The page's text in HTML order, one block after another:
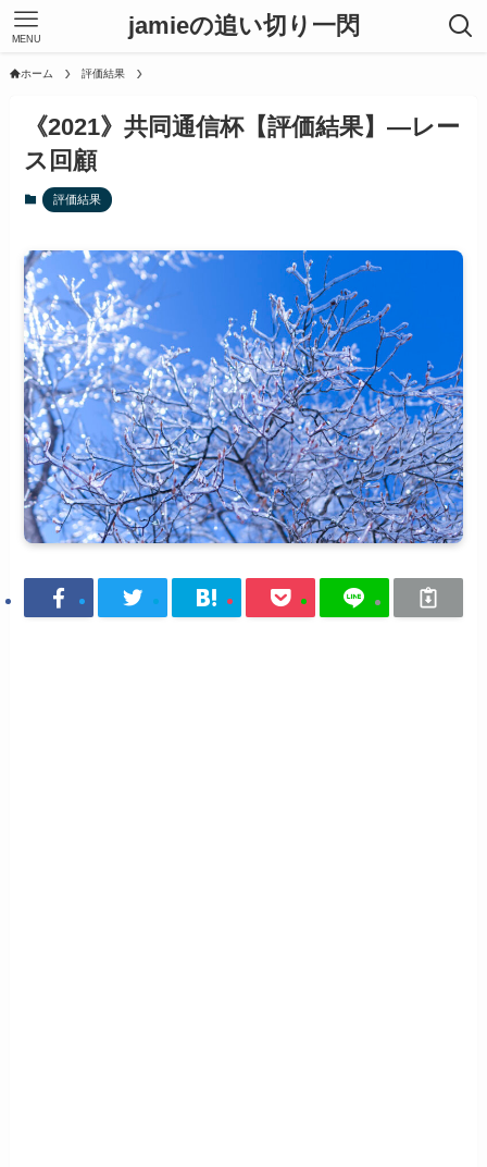
jamieの追い切り一閃
MENU
ホーム 評価結果
《2021》共同通信杯【評価結果】―レー
ス回顧
評価結果